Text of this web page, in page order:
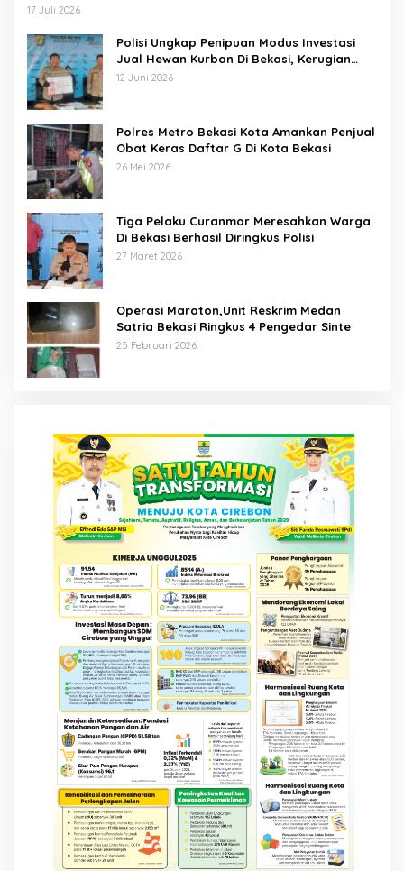
17 Juli 2026
Polisi Ungkap Penipuan Modus Investasi
Jual Hewan Kurban Di Bekasi, Kerugian
Hampir 1 Miliar
12 Juni 2026
Polres Metro Bekasi Kota Amankan Penjual
Obat Keras Daftar G Di Kota Bekasi
26 Mei 2026
Tiga Pelaku Curanmor Meresahkan Warga
Di Bekasi Berhasil Diringkus Polisi
27 Maret 2026
Operasi Maraton,Unit Reskrim Medan
Satria Bekasi Ringkus 4 Pengedar Sinte
25 Februari 2026